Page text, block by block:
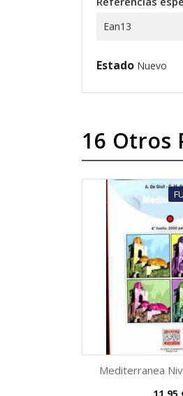
Ean13
Estado Nuevo
16 Otros
Mediterranea
Precio